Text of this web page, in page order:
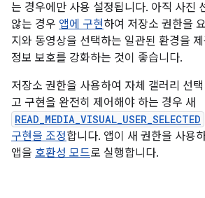
는 경우에만 사용 설정됩니다. 아직 사진
않는 경우 앱에 구현하여 저장소 권한을
지와 동영상을 선택하는 일관된 환경을
정보 보호를 강화하는 것이 좋습니다.
저장소 권한을 사용하여 자체 갤러리 선
고 구현을 완전히 제어해야 하는 경우 새
READ_MEDIA_VISUAL_USER_SELECTED
구현을 조정합니다. 앱이 새 권한을 사용
앱을 호환성 모드로 실행합니다.